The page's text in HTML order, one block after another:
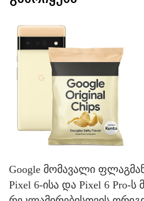
Google მომავალი
Pixel 6-ისა და Pixel 6